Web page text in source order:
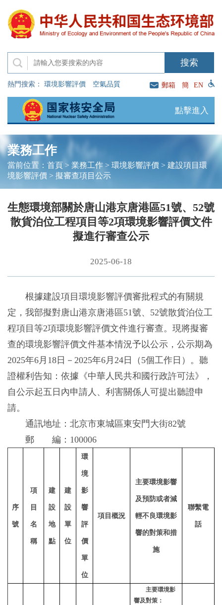
熱門搜索： 環境影響評價 空氣品質 郵箱 簡 EN
點擊進入
業務工作
當前位置： 首頁> 業務工作> 環境影響評價> 建設項目環
境影響評價> 擬審查項目公示
生態環境部關於唐山港京唐港區51號、52號
散貨泊位工程項目等2項環境影響評價文件
擬進行審查公示
2025-06-18
根據建設項目環境影響評價審批程式的有關規
定，我部擬對唐山港京唐港區51號、52號散貨泊位工
程項目等2項環境影響評價文件進行審查。現將擬審
查的環境影響評價文件基本情況予以公示，公示期為
2025年6月18日－2025年6月24日（5個工作日）。聽
證權利告知：依據《中華人民共和國行政許可法》，
自公示起五日內申請人、利害關係人可提出聽證申
請。
通訊地址：北京市東城區東安門大街82號
郵 編：100006
序
號
項
目
名
稱
建
設
地
點
建
設
單
位
環
境
影
響
評
價
單
位
項目概況
主要環境影響
及預防或者減
輕不良環境影
響的對策和措
施
聯繫電
話
主要環境影
響及對策：